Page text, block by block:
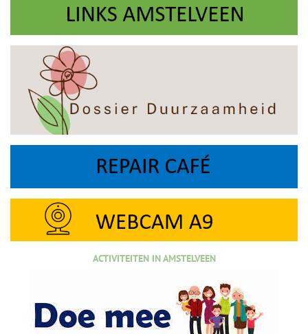
ACTIVITEITEN IN AMSTELVEEN